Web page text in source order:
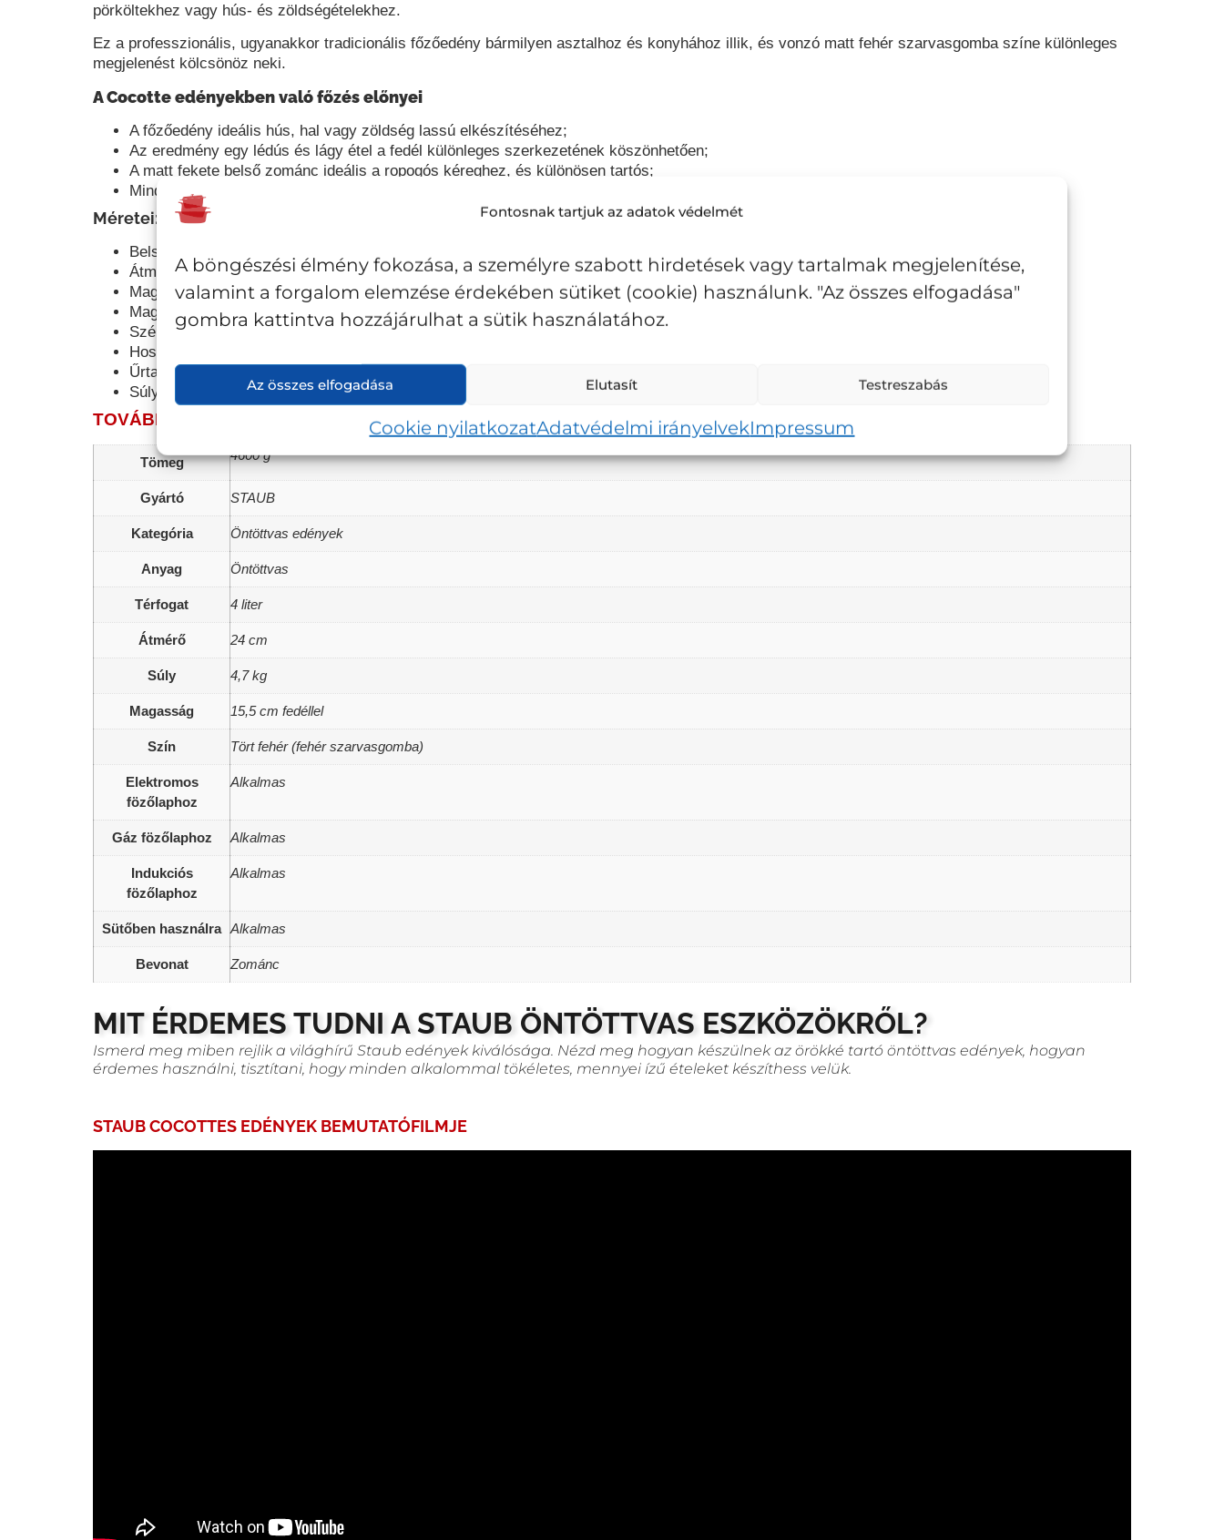
Fontosnak tartjuk az adatok védelmét
A böngészési élmény fokozása, a személyre szabott hirdetések vagy tartalmak megjelenítése,
valamint a forgalom elemzése érdekében sütiket (cookie) használunk. "Az összes elfogadása"
gombra kattintva hozzájárulhat a sütik használatához.
Az összes elfogadása Elutasít Testreszabás
Cookie nyilatkozatAdatvédelmi irányelvekImpressum
pörköltekhez vagy hús- és zöldségételekhez.
Ez a professzionális, ugyanakkor tradicionális főzőedény bármilyen asztalhoz és konyhához illik, és vonzó matt fehér szarvasgomba színe különleges
megjelenést kölcsönöz neki.
A Cocotte edényekben való főzés előnyei
A főzőedény ideális hús, hal vagy zöldség lassú elkészítéséhez;
Az eredmény egy lédús és lágy étel a fedél különleges szerkezetének köszönhetően;
A matt fekete belső zománc ideális a ropogós kéreghez, és különösen tartós;
Minden típusú főzőlaphoz alkalmas, beleértve az indukciós főzőlapot is, és sütőben vagy grillen is használható.
Méretei:
Belső átmérő: 24 cm
Átmérő a talpnál: 19,2 cm
Magasság fedél nélkül: 10,5 cm
Magassága fedéllel: 15,5 cm
Szélesség: 24 cm
Hossza: 30,3 cm
Űrtartalom: 4 liter
Súly: 4,7 kg
TOVÁBBI INFORMÁCIÓK
Tömeg 4600 g
Gyártó STAUB
Kategória Öntöttvas edények
Anyag Öntöttvas
Térfogat 4 liter
Átmérő 24 cm
Súly 4,7 kg
Magasság 15,5 cm fedéllel
Szín Tört fehér (fehér szarvasgomba)
Elektromos
fözőlaphoz
Alkalmas
Gáz fözőlaphoz Alkalmas
Indukciós
fözőlaphoz
Alkalmas
Sütőben használra Alkalmas
Bevonat Zománc
MIT ÉRDEMES TUDNI A STAUB ÖNTÖTTVAS ESZKÖZÖKRŐL?
Ismerd meg miben rejlik a világhírű Staub edények kiválósága. Nézd meg hogyan készülnek az örökké tartó öntöttvas edények, hogyan
érdemes használni, tisztítani, hogy minden alkalommal tökéletes, mennyei ízű ételeket készíthess velük.
STAUB COCOTTES EDÉNYEK BEMUTATÓFILMJE